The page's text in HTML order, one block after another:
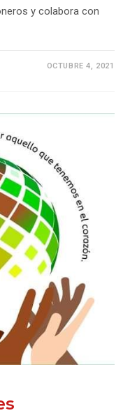
y colabora con
OCTUBRE 4, 2021